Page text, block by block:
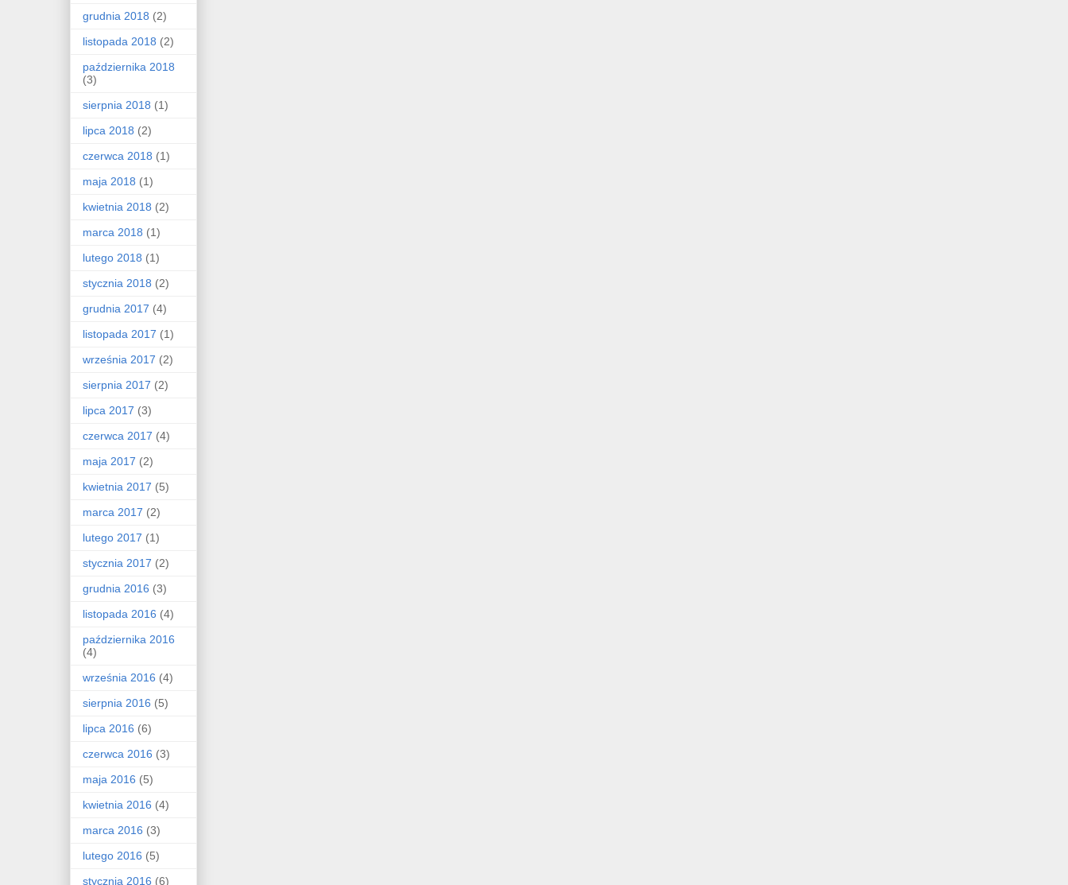
grudnia 2018 (2)
listopada 2018 (2)
października 2018
(3)
sierpnia 2018 (1)
lipca 2018 (2)
czerwca 2018 (1)
maja 2018 (1)
kwietnia 2018 (2)
marca 2018 (1)
lutego 2018 (1)
stycznia 2018 (2)
grudnia 2017 (4)
listopada 2017 (1)
września 2017 (2)
sierpnia 2017 (2)
lipca 2017 (3)
czerwca 2017 (4)
maja 2017 (2)
kwietnia 2017 (5)
marca 2017 (2)
lutego 2017 (1)
stycznia 2017 (2)
grudnia 2016 (3)
listopada 2016 (4)
października 2016
(4)
września 2016 (4)
sierpnia 2016 (5)
lipca 2016 (6)
czerwca 2016 (3)
maja 2016 (5)
kwietnia 2016 (4)
marca 2016 (3)
lutego 2016 (5)
stycznia 2016 (6)